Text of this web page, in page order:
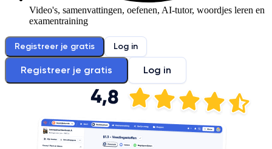
Video's, samenvattingen, oefenen, AI-tutor, woordjes leren en
examentraining
Registreer je gratis Log in
Registreer je gratis Log in